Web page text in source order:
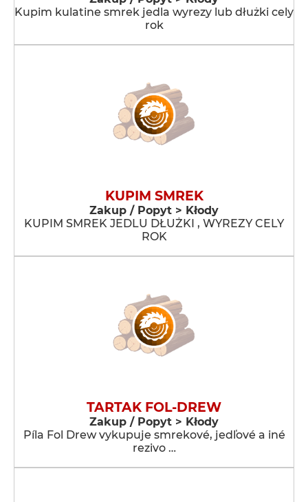
Kupim kulatine smrek jedla wyrezy lub dłużki cely
rok
KUPIM SMREK
Zakup / Popyt > Kłody
KUPIM SMREK JEDLU DŁUŻKI , WYREZY CELY
ROK
TARTAK FOL-DREW
Zakup / Popyt > Kłody
Píla Fol Drew vykupuje smrekové, jedľové a iné
rezivo …